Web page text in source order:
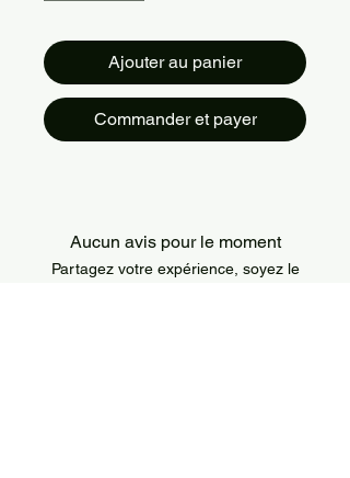
Ajouter au panier
Commander et payer
Aucun avis pour le moment
Partagez votre expérience, soyez le